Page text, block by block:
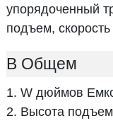
упорядоченный
подъем,
В Общем
1. W дюймов
2. Высота